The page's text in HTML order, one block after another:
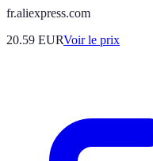
fr.aliexpress.com
20.59 EURVoir le prix